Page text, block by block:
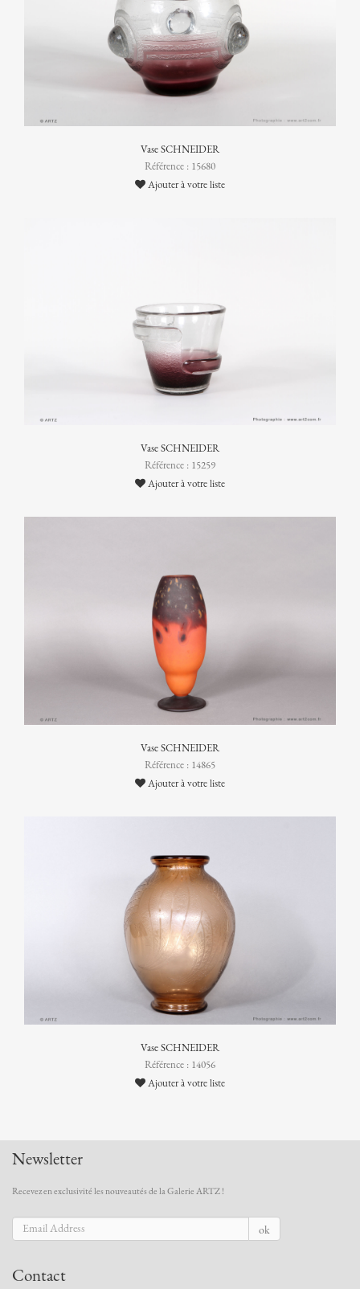
Vase SCHNEIDER
Référence : 15680
Ajouter à votre liste
Vase SCHNEIDER
Référence : 15259
Ajouter à votre liste
Vase SCHNEIDER
Référence : 14865
Ajouter à votre liste
Vase SCHNEIDER
Référence : 14056
Ajouter à votre liste
Newsletter
Recevez en exclusivité les nouveautés de la Galerie ARTZ !
ok
Contact